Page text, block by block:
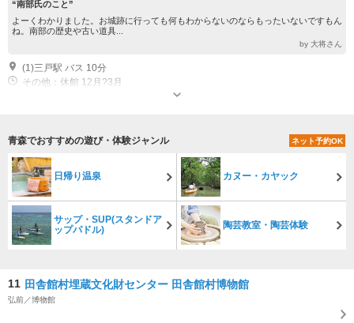
“南部氏のこと”
よーくわかりました。お城跡に行っても何もわからないのならもったいないですもん
ね。南部の歴史や古い道具...
by 大将さん
(1)三戸駅 バス 10分
その他：休館 12月?3月
青森でおすすめの遊び・体験ジャンル ネット予約OK
日帰り温泉 カヌー・カヤック
サップ・SUP(スタンドア
ップパドル)
陶芸教室・陶芸体験
11 田舎館村埋蔵文化財センター 田舎館村博物館
弘前／博物館